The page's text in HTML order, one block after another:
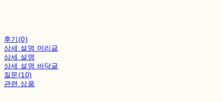
후기(0)
상세 설명 머리글
상세 설명
상세 설명 바닥글
질문(10)
관련 상품